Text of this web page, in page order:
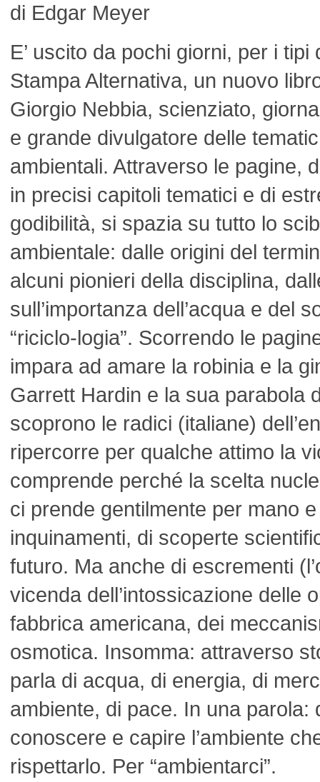
di Edgar Meyer
E’ uscito da pochi giorni, per i tipi
Stampa Alternativa, un nuovo
Giorgio Nebbia, scienziato,
e grande divulgatore delle
ambientali. Attraverso le pagine,
in precisi capitoli tematici e di
godibilità, si spazia su tutto lo
ambientale: dalle origini del
alcuni pionieri della disciplina,
sull’importanza dell’acqua e del
“riciclo-logia”. Scorrendo le
impara ad amare la robinia e la
Garrett Hardin e la sua parabola
scoprono le radici (italiane)
ripercorre per qualche attimo la
comprende perché la scelta
ci prende gentilmente per mano
inquinamenti, di scoperte
futuro. Ma anche di escrementi
vicenda dell’intossicazione delle
fabbrica americana, dei
osmotica. Insomma: attraverso
parla di acqua, di energia, di
ambiente, di pace. In una parola:
conoscere e capire l’ambiente
rispettarlo. Per “ambientarci”.